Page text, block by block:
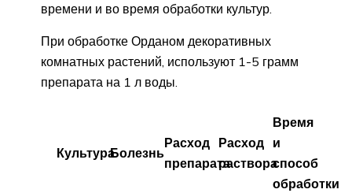
времени и во время обработки культур.
При обработке Орданом декоративных
комнатных растений, используют 1-5 грамм
препарата на 1 л воды.
КультураБолезнь
Расход
препарата
Расход
раствора
Время
и
способ
обработки